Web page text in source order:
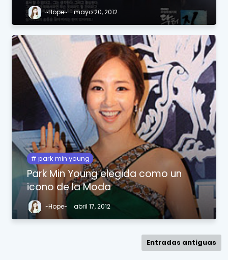
~Hope~ mayo 20, 2012
park min young
Park Min Young elegida como un
icono de la Moda
~Hope~ abril 17, 2012
Entradas antiguas